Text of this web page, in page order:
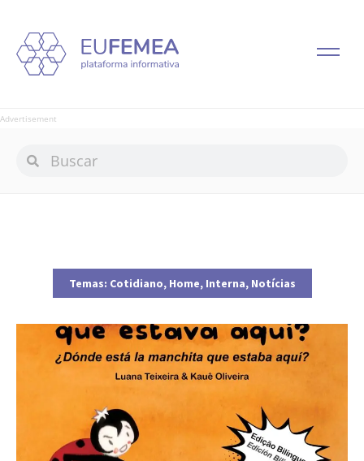
Advertisement
Temas: Cotidiano, Home, Interna, Notícias